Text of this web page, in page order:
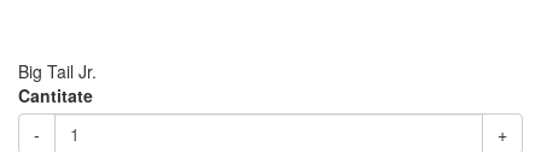
Big Tail Jr.
Cantitate
-
+